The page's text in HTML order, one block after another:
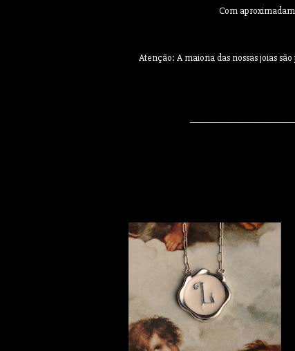
Com
Atenção: A maioria das nossas joias